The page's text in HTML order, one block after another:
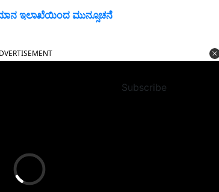
Subscribe
ಇಲಾಖೆಯಿಂದ ಮುನ್ಸೂಚನೆ